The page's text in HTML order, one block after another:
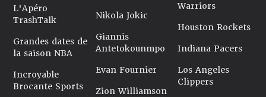
L'Apéro
TrashTalk
Grandes dates de
la saison NBA
Incroyable
Brocante Sports
Nikola Jokic
Giannis
Antetokounmpo
Evan Fournier
Zion Williamson
Warriors
Houston Rockets
Indiana Pacers
Los Angeles
Clippers